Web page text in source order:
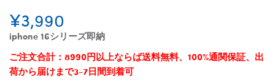
¥3,990
iphone 16シリーズ即納
ご注文合計：8990円以上ならば送料無料、100%通関保証、出
荷から届けまで3-7日間到着可